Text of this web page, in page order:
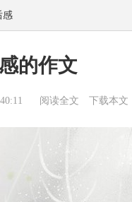
感
的作文
阅读全文 下载本文